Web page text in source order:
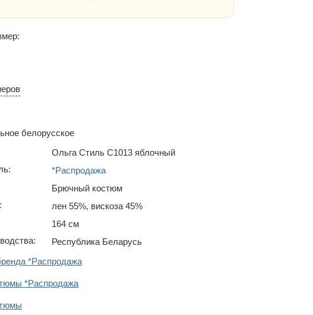
белорусское
Ольга Стиль С1013 яблочный
*Распродажа
Брючный костюм
лен 55%, вискоза 45%
164 см
Республика Беларусь
*Распродажа
*Распродажа